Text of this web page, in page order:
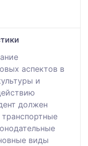
аспектов в
и
должен
виды